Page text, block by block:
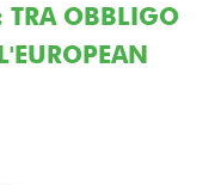
TRA OBBLIGO